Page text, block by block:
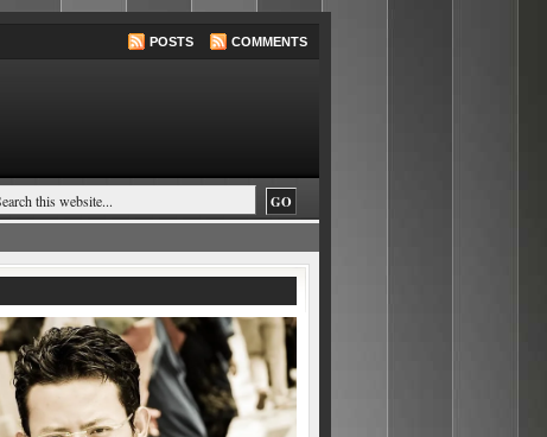
POSTS COMMENTS